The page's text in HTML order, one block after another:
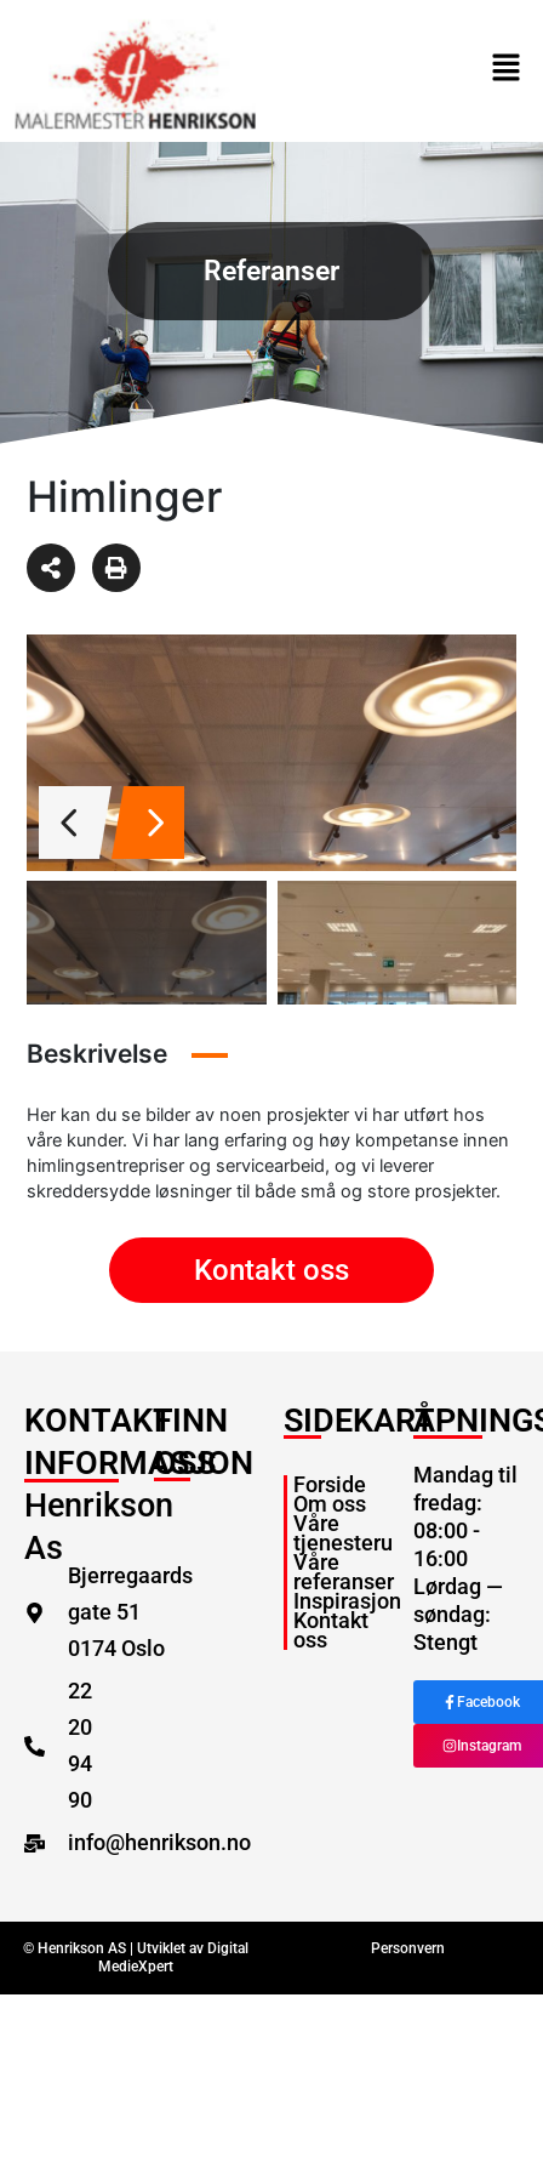
Referanser
Himlinger
Beskrivelse
Her kan du se bilder av noen prosjekter vi har utført hos
våre kunder. Vi har lang erfaring og høy kompetanse innen
himlingsentrepriser og servicearbeid, og vi leverer
skreddersydde løsninger til både små og store prosjekter.
Kontakt oss
KONTAKT
INFORMASJON
Henrikson
As
Bjerregaards
gate 51
0174 Oslo
22
20
94
90
info@henrikson.no
FINN
OSS
SIDEKART
Forside
Om oss
Våre
tjenesteru
Våre
referanser
Inspirasjon
Kontakt
oss
Mandag til
fredag:
08:00 -
16:00
Lørdag —
søndag:
Stengt
Facebook
Instagram
© Henrikson AS | Utviklet av Digital
MedieXpert
Personvern